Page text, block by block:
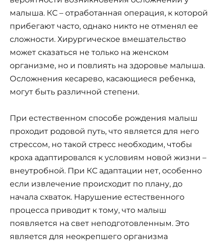
малыша. КС – отработанная операция, к которой
прибегают часто, однако никто не отменял ее
сложности. Хирургическое вмешательство
может сказаться не только на женском
организме, но и повлиять на здоровье малыша.
Осложнения кесарево, касающиеся ребенка,
могут быть различной степени.
При естественном способе рождения малыш
проходит родовой путь, что является для него
стрессом, но такой стресс необходим, чтобы
кроха адаптировался к условиям новой жизни –
внеутробной. При КС адаптации нет, особенно
если извлечение происходит по плану, до
начала схваток. Нарушение естественного
процесса приводит к тому, что малыш
появляется на свет неподготовленным. Это
является для неокрепшего организма